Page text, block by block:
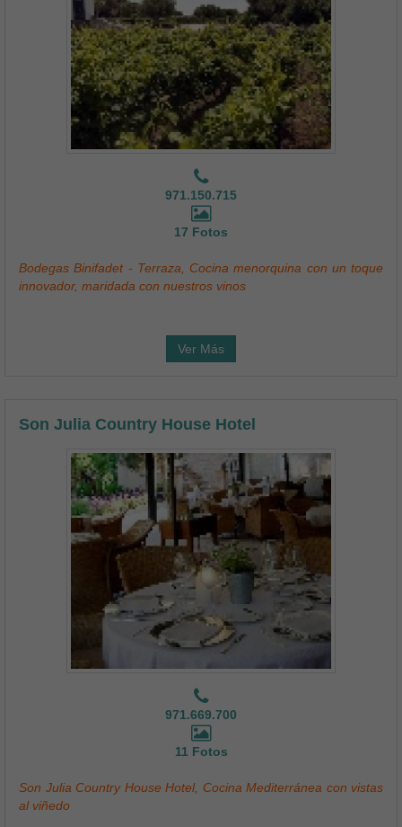
971.150.715
17 Fotos
Bodegas Binifadet - Terraza, Cocina menorquina con un toque
innovador, maridada con nuestros vinos
Ver Más
Son Julia Country House Hotel
971.669.700
11 Fotos
Son Julia Country House Hotel, Cocina Mediterránea con vistas
al viñedo